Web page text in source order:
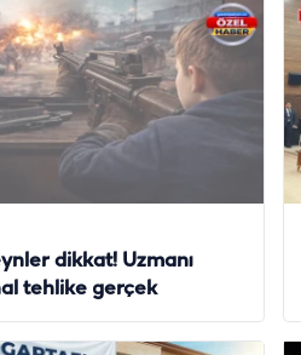
dikkat! Uzmanı
tehlike gerçek